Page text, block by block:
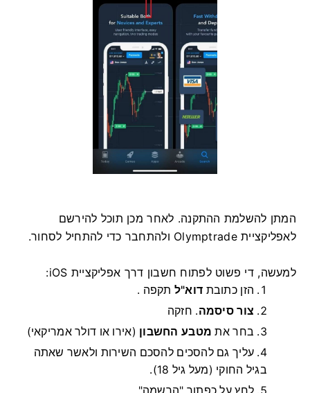
המתן להשלמת ההתקנה. לאחר מכן תוכל להירשם
לאפליקציית Olymptrade ולהתחבר כדי להתחיל לסחור.
למעשה, די פשוט לפתוח חשבון דרך אפליקציית iOS:
הזן כתובת דוא"ל תקפה .
צור סיסמה חזקה .
בחר את מטבע החשבון (אירו או דולר אמריקאי)
עליך גם להסכים להסכם השירות ולאשר שאתה
בגיל החוקי (מעל גיל 18).